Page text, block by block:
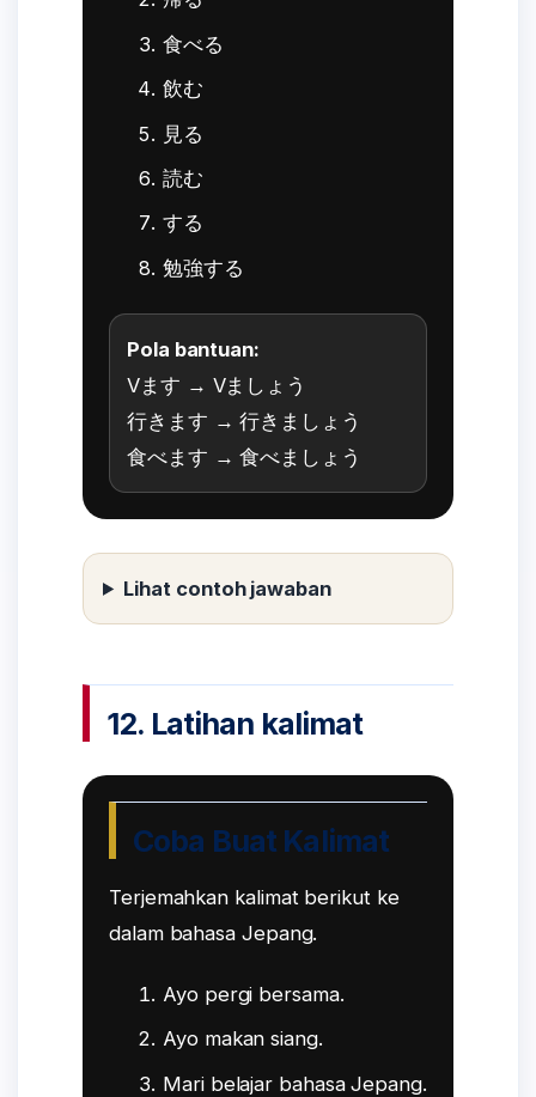
食べる
飲む
見る
読む
する
勉強する
Pola bantuan:
Vます → Vましょう
行きます → 行きましょう
食べます → 食べましょう
Lihat contoh jawaban
12. Latihan kalimat
Coba Buat Kalimat
Terjemahkan kalimat berikut ke
dalam bahasa Jepang.
Ayo pergi bersama.
Ayo makan siang.
Mari belajar bahasa Jepang.